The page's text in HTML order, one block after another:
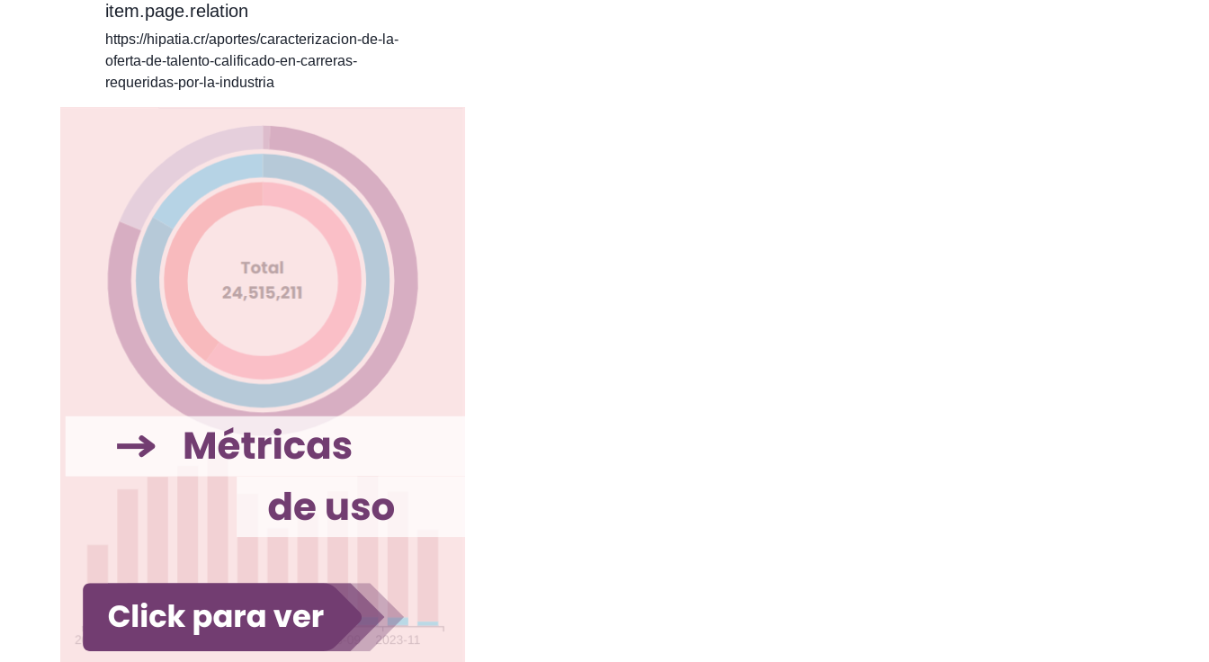
item.page.relation
https://hipatia.cr/aportes/caracterizacion-de-la-
oferta-de-talento-calificado-en-carreras-
requeridas-por-la-industria